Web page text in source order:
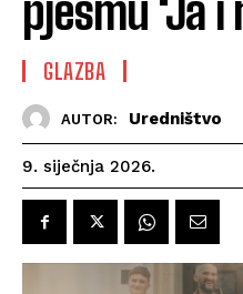
pjesmu ‘Ja i
GLAZBA
AUTOR: Uredništvo
9. siječnja 2026.